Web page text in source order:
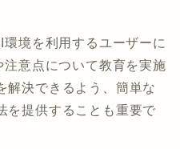
環境を利用するユーザーに
意点について教育を実施
解決できるよう、簡単な
を提供することも重要で